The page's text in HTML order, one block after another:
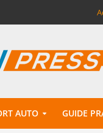
AUTO GUIDE